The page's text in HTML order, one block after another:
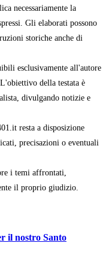
necessariamente la
Gli elaborati possono
storiche anche di
esclusivamente all'autore
della testata è
divulgando notizie e
resta a disposizione
precisazioni o eventuali
i temi affrontati,
il proprio giudizio.
il nostro Santo